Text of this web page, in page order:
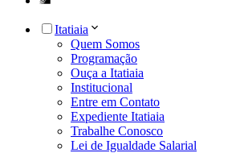
Itatiaia
Quem Somos
Programação
Ouça a Itatiaia
Institucional
Entre em Contato
Expediente Itatiaia
Trabalhe Conosco
Lei de Igualdade Salarial